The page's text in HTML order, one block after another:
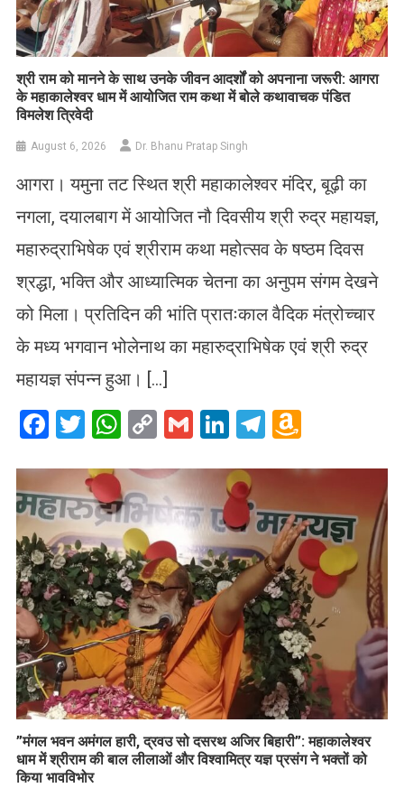
​श्री राम को मानने के साथ उनके जीवन आदर्शों को अपनाना जरूरी: आगरा
के महाकालेश्वर धाम में आयोजित राम कथा में बोले कथावाचक पंडित
विमलेश त्रिवेदी
August 6, 2026 Dr. Bhanu Pratap Singh
आगरा। यमुना तट स्थित श्री महाकालेश्वर मंदिर, बूढ़ी का
नगला, दयालबाग में आयोजित नौ दिवसीय श्री रुद्र महायज्ञ,
महारुद्राभिषेक एवं श्रीराम कथा महोत्सव के षष्ठम दिवस
श्रद्धा, भक्ति और आध्यात्मिक चेतना का अनुपम संगम देखने
को मिला। प्रतिदिन की भांति प्रातःकाल वैदिक मंत्रोच्चार
के मध्य भगवान भोलेनाथ का महारुद्राभिषेक एवं श्री रुद्र
महायज्ञ संपन्न हुआ। […]
Facebook
Twitter
WhatsApp
CopyGmailLinkedIn
Telegram
List
​”मंगल भवन अमंगल हारी, द्रवउ सो दसरथ अजिर बिहारी”: महाकालेश्वर
धाम में श्रीराम की बाल लीलाओं और विश्वामित्र यज्ञ प्रसंग ने भक्तों को
किया भावविभोर